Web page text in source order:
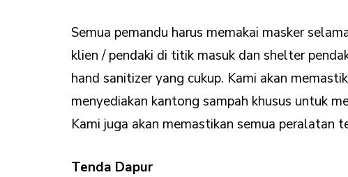
Semua pemandu harus memakai masker
klien / pendaki di titik masuk dan shelter
hand sanitizer yang cukup. Kami akan
menyediakan kantong sampah khusus untuk
Kami juga akan memastikan semua peralatan
Tenda Dapur